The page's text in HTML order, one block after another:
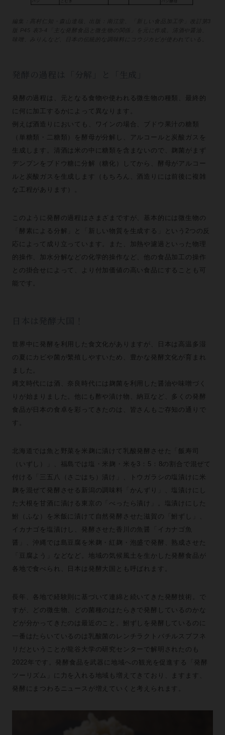
版 P45 表3-4「主な発酵食品と微生物の関係」を元に作成。清酒や醤油、
発酵の過程は、元となる食物や使われる微生物の種類、最終的
に何に加工するかによって異なります。
例えば酒造りにおいても、ワインの場合、ブドウ果汁の糖類
（単糖類・二糖類）を酵母が分解し、アルコールと炭酸ガスを
生成します。清酒は米の中に糖類を含まないので、麹菌がまず
デンプンをブドウ糖に分解（糖化）してから、酵母がアルコー
ルと炭酸ガスを生成します（もちろん、酒造りには前後に複雑
な工程があります）。
このように発酵の過程はさまざまですが、基本的には微生物の
「酵素による分解」と「新しい物質を生成する」という2つの反
応によって成り立っています。また、加熱や濾過といった物理
的操作、加水分解などの化学的操作など、他の食品加工の操作
との掛合せによって、より付加価値の高い食品にすることも可
能です。
世界中に発酵を利用した食文化がありますが、日本は高温多湿
の夏にカビや菌が繁殖しやすいため、豊かな発酵文化が育まれ
ました。
縄文時代には酒、奈良時代には麹菌を利用した醤油や味噌づく
りが始まりました。他にも酢や漬け物、納豆など、多くの発酵
食品が日本の食卓を彩ってきたのは、皆さんもご存知の通りで
す。
北海道では魚と野菜を米麹に漬けて乳酸発酵させた「飯寿司
（いずし）」、福島では塩・米麹・米を3：5：8の割合で混ぜて
付ける「三五八（さごはち）漬け」、トウガラシの塩漬けに米
麹を混ぜて発酵させる新潟の調味料「かんずり」、塩漬けにし
た大根を甘酒に漬ける東京の「べったら漬け」。塩漬けにした
鮒（ふな）を米飯に漬けて自然発酵させた滋賀の「鮒ずし」、
イカナゴを塩漬けし、発酵させた香川の魚醤「イカナゴ魚
醤」、沖縄では島豆腐を米麹・紅麹・泡盛で発酵、熟成させた
「豆腐よう」などなど。地域の気候風土を生かした発酵食品が
各地で食べられ、日本は発酵大国とも呼ばれます。
長年、各地で経験則に基づいて連綿と続いてきた発酵技術。で
すが、どの微生物、どの菌種のはたらきで発酵しているのかな
どが分かってきたのは最近のこと。鮒ずしを発酵しているのに
一番はたらいているのは乳酸菌のレンチラクトバチルスブフネ
リだということが龍谷大学の研究センターで解明されたのも
2022年です。発酵食品を武器に地域への観光を促進する「発酵
ツーリズム」に力を入れる地域も増えてきており、ますます、
発酵にまつわるニュースが増えていくと考えられます。